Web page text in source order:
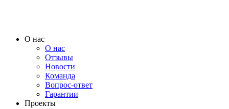
О нас
О нас
Отзывы
Новости
Команда
Вопрос-ответ
Гарантии
Проекты